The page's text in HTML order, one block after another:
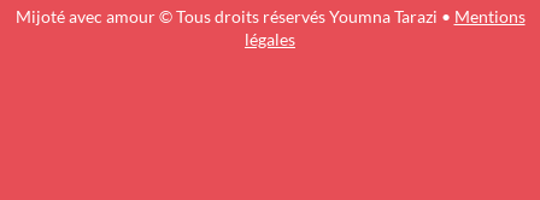
Mijoté avec amour © Tous droits réservés Youmna Tarazi • Mentions
légales